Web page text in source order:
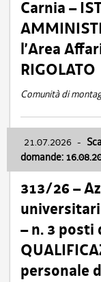
Carnia –
l’Area
RIGOLATO
Comunità di
21.07.2026 -
domande:
313/26 –
– n. 3 posti
personale